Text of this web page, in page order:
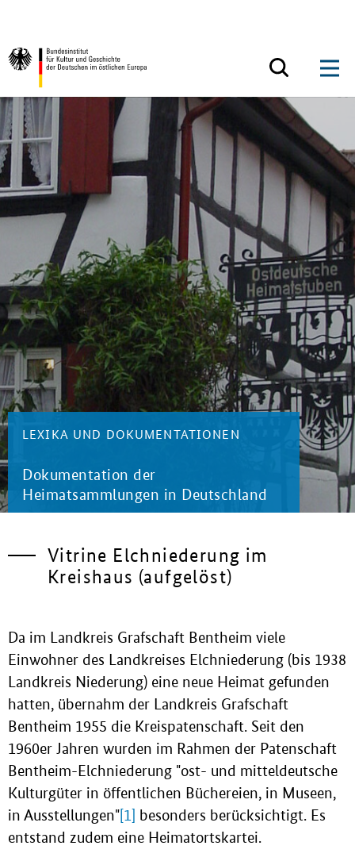
Zurück zur Startseite
LEXIKA UND DOKUMENTATIONEN
Dokumentation der
Heimatsammlungen in Deutschland
Vitrine Elchniederung im
Kreishaus (aufgelöst)
Da im Landkreis Grafschaft Bentheim viele
Einwohner des Landkreises Elchniederung (bis 1938
Landkreis Niederung) eine neue Heimat gefunden
hatten, übernahm der Landkreis Grafschaft
Bentheim 1955 die Kreispatenschaft. Seit den
1960er Jahren wurden im Rahmen der Patenschaft
Bentheim-Elchniederung "ost- und mitteldeutsche
Kulturgüter in öffentlichen Büchereien, in Museen,
in Ausstellungen"[1] besonders berücksichtigt. Es
entstand zudem eine Heimatortskartei.